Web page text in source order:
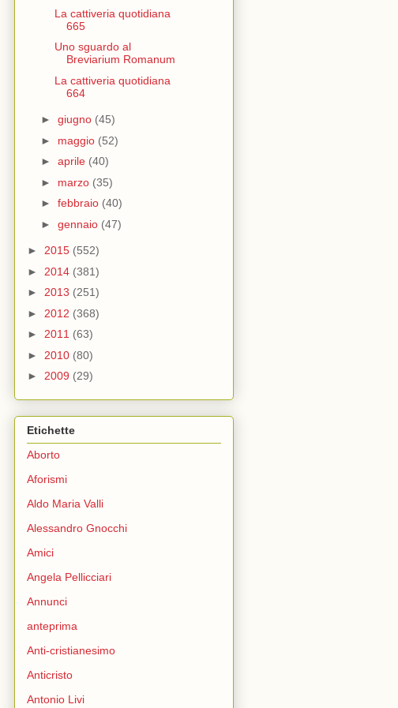
La cattiveria quotidiana
665
Uno sguardo al
Breviarium Romanum
La cattiveria quotidiana
664
► giugno (45)
► maggio (52)
► aprile (40)
► marzo (35)
► febbraio (40)
► gennaio (47)
► 2015 (552)
► 2014 (381)
► 2013 (251)
► 2012 (368)
► 2011 (63)
► 2010 (80)
► 2009 (29)
Etichette
Aborto
Aforismi
Aldo Maria Valli
Alessandro Gnocchi
Amici
Angela Pellicciari
Annunci
anteprima
Anti-cristianesimo
Anticristo
Antonio Livi